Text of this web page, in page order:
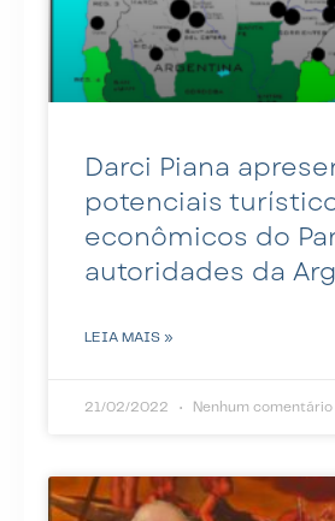
Darci Piana
potenciais
econômicos do
autoridades da
LEIA MAIS »
21/02/2022 Nenhum comentário